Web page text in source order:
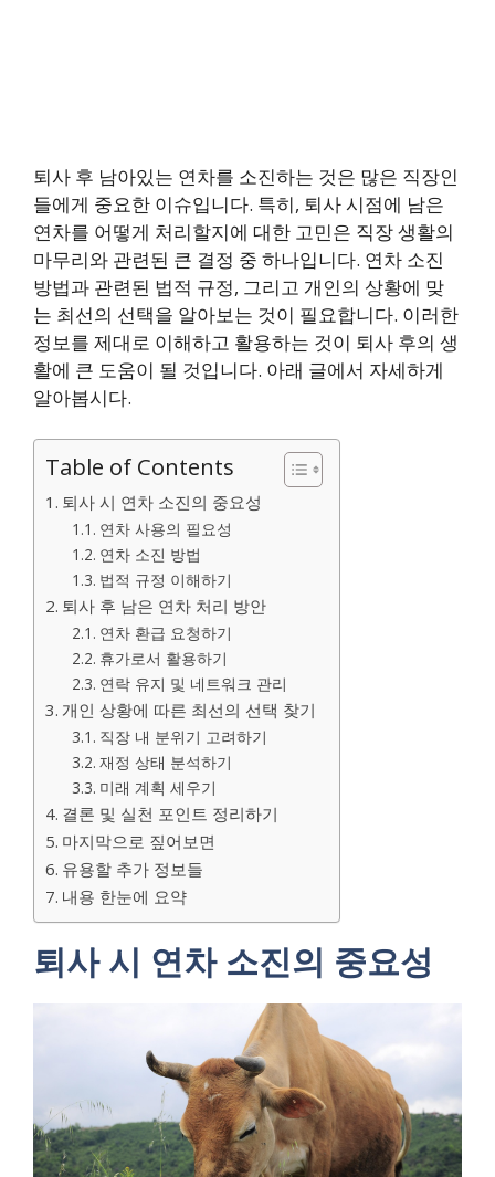
퇴사 후 남아있는 연차를 소진하는 것은 많은 직장인
들에게 중요한 이슈입니다. 특히, 퇴사 시점에 남은
연차를 어떻게 처리할지에 대한 고민은 직장 생활의
마무리와 관련된 큰 결정 중 하나입니다. 연차 소진
방법과 관련된 법적 규정, 그리고 개인의 상황에 맞
는 최선의 선택을 알아보는 것이 필요합니다. 이러한
정보를 제대로 이해하고 활용하는 것이 퇴사 후의 생
활에 큰 도움이 될 것입니다. 아래 글에서 자세하게
알아봅시다.
Table of Contents
퇴사 시 연차 소진의 중요성
연차 사용의 필요성
연차 소진 방법
법적 규정 이해하기
퇴사 후 남은 연차 처리 방안
연차 환급 요청하기
휴가로서 활용하기
연락 유지 및 네트워크 관리
개인 상황에 따른 최선의 선택 찾기
직장 내 분위기 고려하기
재정 상태 분석하기
미래 계획 세우기
결론 및 실천 포인트 정리하기
마지막으로 짚어보면
유용할 추가 정보들
내용 한눈에 요약
퇴사 시 연차 소진의 중요성